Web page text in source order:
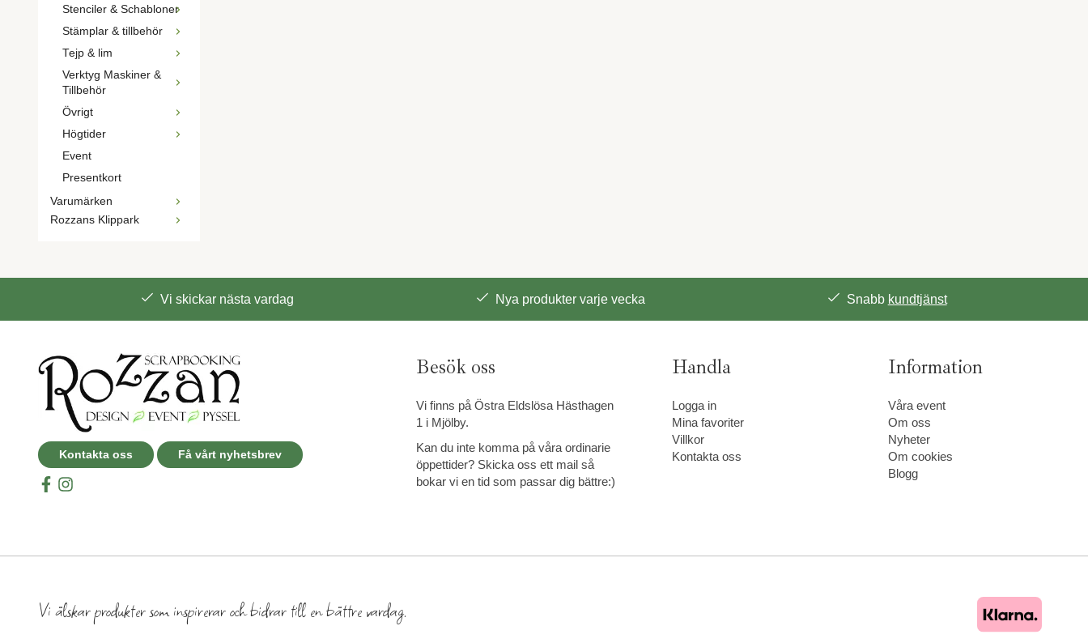
Stenciler & Schabloner
Stämplar & tillbehör
Tejp & lim
Verktyg Maskiner &
Tillbehör
Övrigt
Högtider
Event
Presentkort
Varumärken
Rozzans Klippark
Vi skickar nästa vardag Nya produkter varje vecka Snabb kundtjänst
Kontakta oss Få vårt nyhetsbrev
Besök oss
Vi finns på Östra Eldslösa Hästhagen
1 i Mjölby.
Kan du inte komma på våra ordinarie
öppettider? Skicka oss ett mail så
bokar vi en tid som passar dig bättre:)
Handla
Logga in
Mina favoriter
Villkor
Kontakta oss
Information
Våra event
Om oss
Nyheter
Om cookies
Blogg
Vi älskar produkter som inspirerar och bidrar till en bättre vardag.